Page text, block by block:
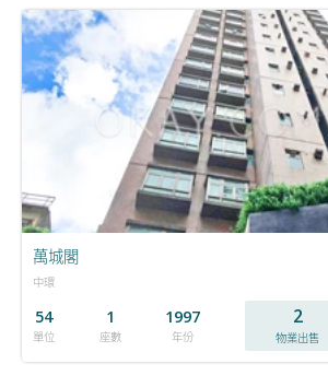
萬城閣
中環
54
單位
1
座數
1997
年份
2
物業出售